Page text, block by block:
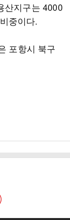
산지구는 4000
중이다.
포항시 북구